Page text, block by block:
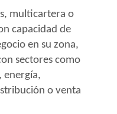
multicartera o
capacidad de
en su zona,
sectores como
energía,
o venta